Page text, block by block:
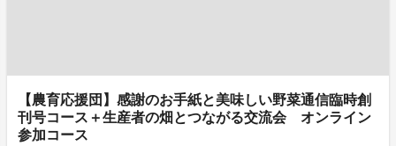
【農育応援団】感謝のお手紙と美味しい野菜通信臨時創
刊号コース＋生産者の畑とつながる交流会 オンライン
参加コース